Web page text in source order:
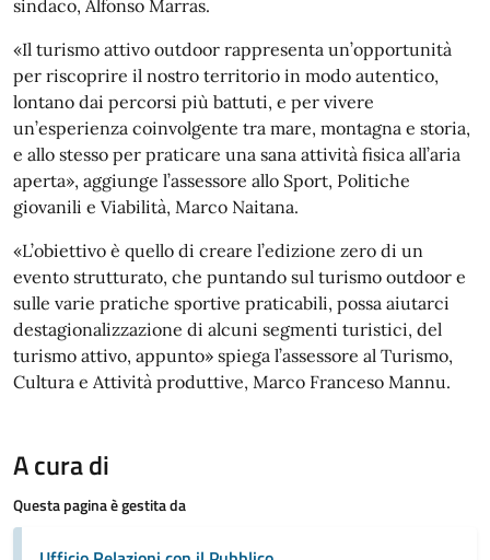
sindaco, Alfonso Marras.
«Il turismo attivo outdoor rappresenta un’opportunità
per riscoprire il nostro territorio in modo autentico,
lontano dai percorsi più battuti, e per vivere
un’esperienza coinvolgente tra mare, montagna e storia,
e allo stesso per praticare una sana attività fisica all’aria
aperta», aggiunge l’assessore allo Sport, Politiche
giovanili e Viabilità, Marco Naitana.
«L’obiettivo è quello di creare l’edizione zero di un
evento strutturato, che puntando sul turismo outdoor e
sulle varie pratiche sportive praticabili, possa aiutarci
destagionalizzazione di alcuni segmenti turistici, del
turismo attivo, appunto» spiega l’assessore al Turismo,
Cultura e Attività produttive, Marco Franceso Mannu.
A cura di
Questa pagina è gestita da